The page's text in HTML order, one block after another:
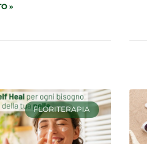
»
FLORITERAPIA